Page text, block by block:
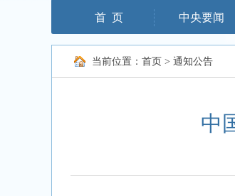
首 页 中央要闻
当前位置： 首页 > 通知公告
中